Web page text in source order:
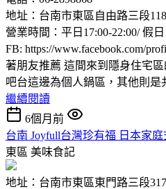
地址：台南市東區自由路三段
營業時間：平日17:00-22:00/ 假日
FB: https://www.facebook.com/
著朋友推薦 這間來到隱身住宅
吧台這邊為個人鍋區，其他則是
繼續閱讀
6個月前
台南 Joyfull台灣珍有福 日本家
東區 美味食記
地址：台南市東區東門路三段